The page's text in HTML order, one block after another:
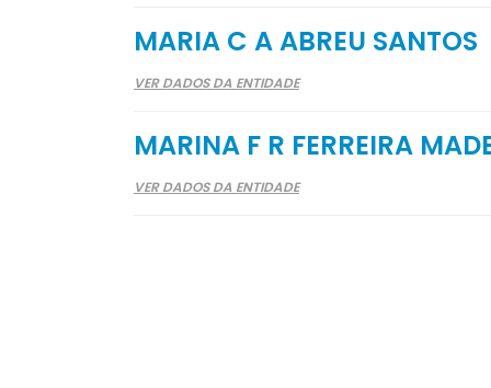
MARIA C A ABREU SANTOS
VER DADOS DA ENTIDADE
MARINA F R FERREIRA
VER DADOS DA ENTIDADE